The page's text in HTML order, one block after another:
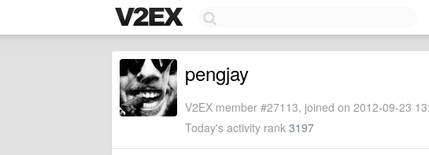
pengjay
V2EX member #27113, joined on 2012-09-23
Today's activity rank 3197